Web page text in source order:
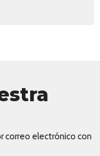
correo electrónico con